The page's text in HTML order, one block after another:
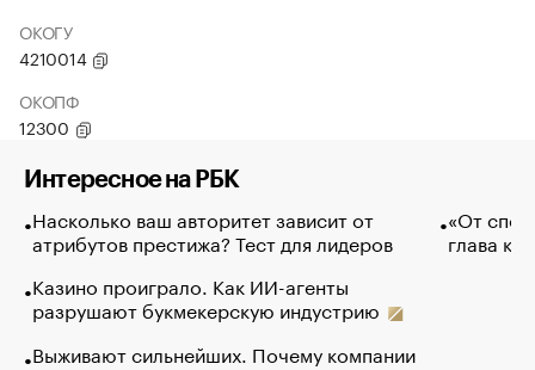
ОКОГУ
4210014
ОКОПФ
12300
Интересное на РБК
Насколько ваш авторитет зависит от
атрибутов престижа? Тест для лидеров
Казино проиграло. Как ИИ-агенты
разрушают букмекерскую индустрию
Выживают сильнейших. Почему компании
«От
глава